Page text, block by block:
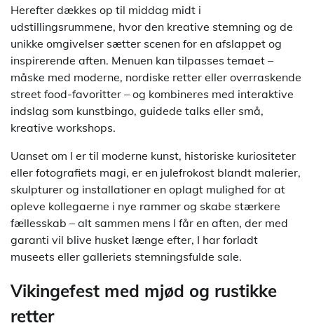
Herefter dækkes op til middag midt i
udstillingsrummene, hvor den kreative stemning og de
unikke omgivelser sætter scenen for en afslappet og
inspirerende aften. Menuen kan tilpasses temaet –
måske med moderne, nordiske retter eller overraskende
street food-favoritter – og kombineres med interaktive
indslag som kunstbingo, guidede talks eller små,
kreative workshops.
Uanset om I er til moderne kunst, historiske kuriositeter
eller fotografiets magi, er en julefrokost blandt malerier,
skulpturer og installationer en oplagt mulighed for at
opleve kollegaerne i nye rammer og skabe stærkere
fællesskab – alt sammen mens I får en aften, der med
garanti vil blive husket længe efter, I har forladt
museets eller galleriets stemningsfulde sale.
Vikingefest med mjød og rustikke
retter